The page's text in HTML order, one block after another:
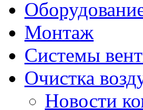
Монтаж
Системы
Очистка
Новости